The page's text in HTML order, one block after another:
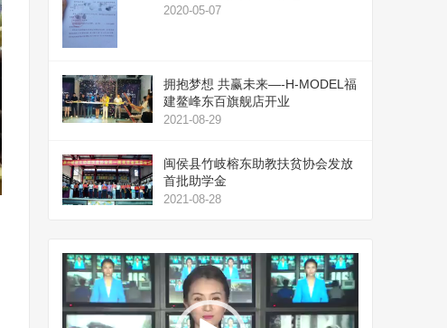
2020-05-07
拥抱梦想 共赢未来—-H-MODEL福
建鳌峰东百旗舰店开业
2021-08-29
闽侯县竹岐榕东助教扶贫协会发放
首批助学金
2021-08-28
视
频
播
放